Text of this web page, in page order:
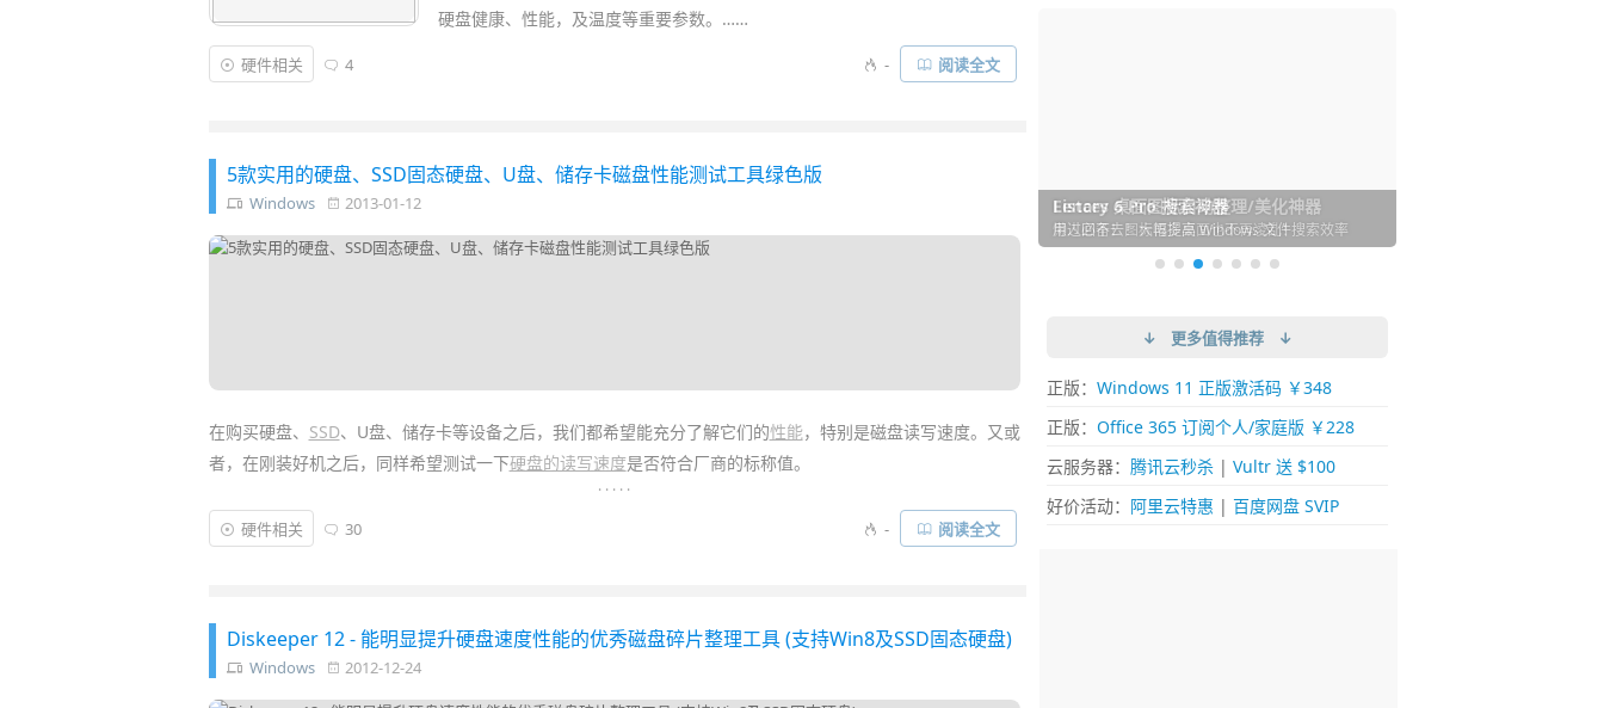
硬盘健康、性能，及温度等重要参数。……
硬件相关 4 - 阅读全文
5款实用的硬盘、SSD固态硬盘、U盘、储存卡磁盘性能测试工具绿色版
Windows 2013-01-12
在购买硬盘、 SSD、U盘、储存卡等设备之后，我们都希望能充分了解它们的性能，特别是磁盘读写速度。又或
者，在刚装好机之后，同样希望测试一下硬盘的读写速度是否符合厂商的标称值。
特别现在很多同学都换上了 硬盘 快多少了。今天我们
就选出几款实用的硬盘、
速度性能测试工具，让大家对手头上的存储设备都有一个直观的认识和了解。其中
. . . . .
硬件相关 30 - 阅读全文
Diskeeper 12 - 能明显提升硬盘速度性能的优秀磁盘碎片整理工具 (支持Win8及SSD固态硬盘)
Windows 2012-12-24
IDM 必备的下载神器
超强的 Windows 平台下载工具
Listary 6 Pro 搜索神器
用过回不去！大幅提高 Windows 文件搜索效率
Fences 桌面图标自动整理/美化神器
懒人必备！图标再多桌面也不再凌乱！
Parallels Desktop 虚拟机
在 Mac 上流畅运行 Windows (支持 M 芯片)
Downie 下载网络视频的神器 (Mac)
一键下视频，超简单好用！谁用谁知道
Typora - 极简好用的 Markdown 编辑器
颠覆写作体验！跨平台支持 Win / Mac
↓ 更多值得推荐 ↓
正版： Windows 11 正版激活码 ￥348
正版： Office 365 订阅个人/家庭版 ￥228
云服务器： 腾讯云秒杀| Vultr 送 $100
好价活动： 阿里云特惠 | 百度网盘 SVIP